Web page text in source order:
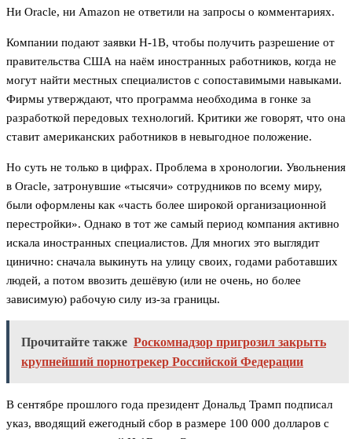
Ни Oracle, ни Amazon не ответили на запросы о комментариях.
Компании подают заявки H-1B, чтобы получить разрешение от
правительства США на наём иностранных работников, когда не
могут найти местных специалистов с сопоставимыми навыками.
Фирмы утверждают, что программа необходима в гонке за
разработкой передовых технологий. Критики же говорят, что она
ставит американских работников в невыгодное положение.
Но суть не только в цифрах. Проблема в хронологии. Увольнения
в Oracle, затронувшие «тысячи» сотрудников по всему миру,
были оформлены как «часть более широкой организационной
перестройки». Однако в тот же самый период компания активно
искала иностранных специалистов. Для многих это выглядит
цинично: сначала выкинуть на улицу своих, годами работавших
людей, а потом ввозить дешёвую (или не очень, но более
зависимую) рабочую силу из-за границы.
Прочитайте также Роскомнадзор пригрозил закрыть
крупнейший порнотрекер Российской Федерации
В сентябре прошлого года президент Дональд Трамп подписал
указ, вводящий ежегодный сбор в размере 100 000 долларов с